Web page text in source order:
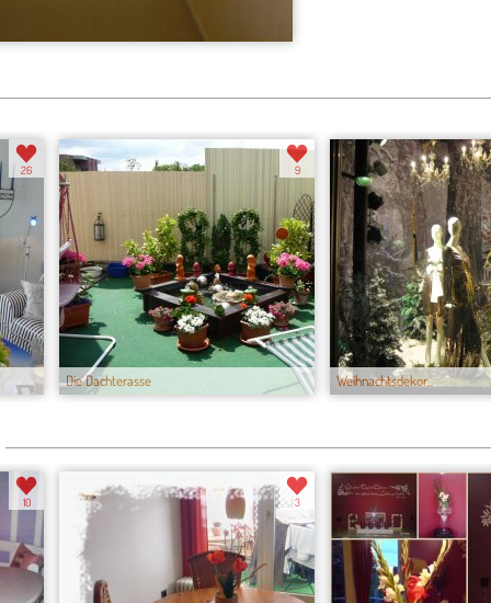
26
Die Dachterasse
9
Weihnachtsdekor...
10 3